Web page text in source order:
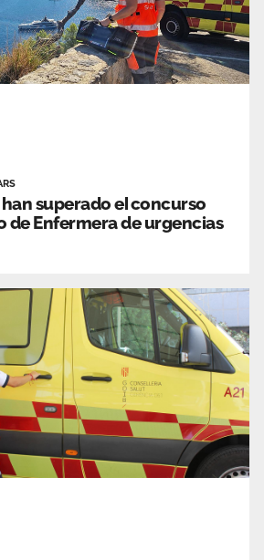
superado el concurso
de Enfermera de urgencias